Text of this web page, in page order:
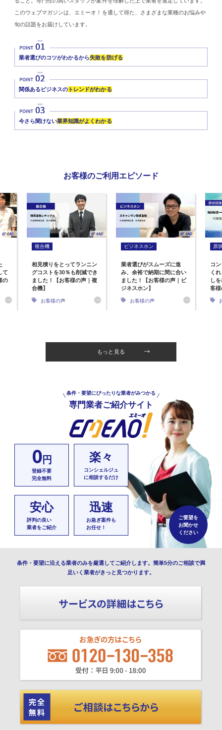
このウェブマガジンは、エミーオ！を通して得た、さまざまな業種のお悩みや
旬の話題をお届けしています。
業者選びのコツがわかるから失敗を防げる
関係あるビジネスの トレンドがわかる
今さら聞けない業界知識がよくわかる
お客様のご利用エピソード
て
の
複合機
相見積りをとってランニン
グコストを30％も削減でき
ました！【お客様の声｜複
合機】
お客様の声
ビジネスホン
業者選びがスムーズに進
み、余裕で納期に間に合い
ました！【お客様の声｜ビ
ジネスホン】
お客様の声
原
コ
く
し
客
もっと見る
条件・要望にぴったりな業者がみつかる
専門業者ご紹介サイト
0円
登録不要
完全無料
楽々
コンシェルジュ
に相談するだけ
安心
評判の良い
業者をご紹介
迅速
お急ぎ案件も
お任せ！
ご要望を
お聞かせ
ください
条件・要望に沿える業者のみを厳選してご紹介します。簡単5分のご相談で満
足いく業者がきっと見つかります。